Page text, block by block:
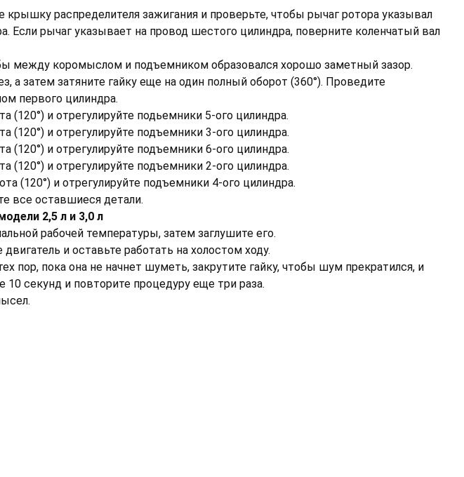
распределителя зажигания и проверьте, чтобы рычаг ротора указывал
Если рычаг указывает на провод шестого цилиндра, поверните коленчатый вал
между коромыслом и подъемником образовался хорошо заметный зазор.
а затем затяните гайку еще на один полный оборот (360°). Проведите
первого цилиндра.
(120°) и отрегулируйте подьемники 5-ого цилиндра.
(120°) и отрегулируйте подъемники 3-ого цилиндра.
(120°) и отрегулируйте подъемники 6-ого цилиндра.
(120°) и отрегулируйте подъемники 2-ого цилиндра.
(120°) и отрегулируйте подъемники 4-ого цилиндра.
все оставшиеся детали.
2,5 л и 3,0 л
рабочей температуры, затем заглушите его.
и оставьте работать на холостом ходу.
пор, пока она не начнет шуметь, закрутите гайку, чтобы шум прекратился, и
10 секунд и повторите процедуру еще три раза.